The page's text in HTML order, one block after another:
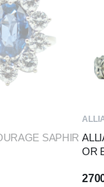
SAPHIR
OR